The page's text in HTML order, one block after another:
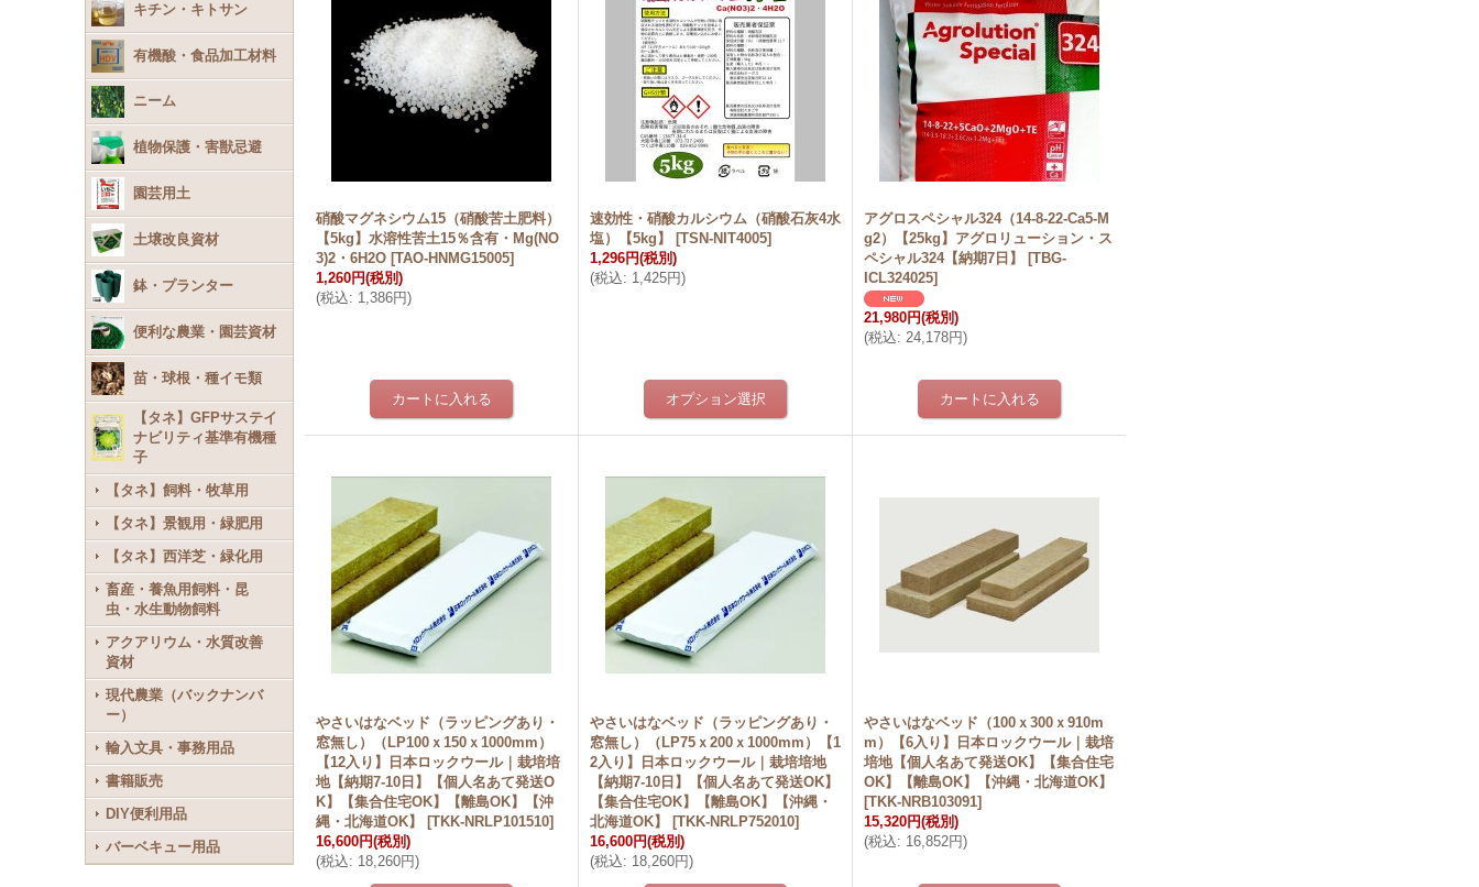
キチン・キトサン
有機酸・食品加工材料
ニーム
植物保護・害獣忌避
園芸用土
土壌改良資材
鉢・プランター
便利な農業・園芸資材
苗・球根・種イモ類
【タネ】GFPサステイ
ナビリティ基準有機種
子
【タネ】飼料・牧草用
【タネ】景観用・緑肥用
【タネ】西洋芝・緑化用
畜産・養魚用飼料・昆
虫・水生動物飼料
アクアリウム・水質改善
資材
現代農業（バックナンバ
ー）
輸入文具・事務用品
書籍販売
DIY便利用品
バーベキュー用品
硝酸マグネシウム15（硝酸苦土肥料）
【5kg】水溶性苦土15％含有・Mg(NO
3)2・6H2O [TAO-HNMG15005]
1,260円(税別)
(税込: 1,386円)
速効性・硝酸カルシウム（硝酸石灰4水
塩）【5kg】
[TSN-NIT4005]
1,296円(税別)
(税込: 1,425円)
アグロスペシャル324（14-8-22-Ca5-M
g2）【25kg】アグロリューション・ス
ペシャル324【納期7日】
[TBG-
ICL324025]
21,980円(税別)
(税込: 24,178円)
やさいはなベッド（ラッピングあり・
窓無し）（LP100ｘ150ｘ1000mm）
【12入り】日本ロックウール｜栽培培
地【納期7-10日】【個人名あて発送O
K】【集合住宅OK】【離島OK】【沖
縄・北海道OK】
[TKK-NRLP101510]
16,600円(税別)
(税込: 18,260円)
やさいはなベッド（ラッピングあり・
窓無し）（LP75ｘ200ｘ1000mm）【1
2入り】日本ロックウール｜栽培培地
【納期7-10日】【個人名あて発送OK】
【集合住宅OK】【離島OK】【沖縄・
北海道OK】
[TKK-NRLP752010]
16,600円(税別)
(税込: 18,260円)
やさいはなベッド（100ｘ300ｘ910m
m）【6入り】日本ロックウール｜栽培
培地【個人名あて発送OK】【集合住宅
OK】【離島OK】【沖縄・北海道OK】
[TKK-NRB103091]
15,320円(税別)
(税込: 16,852円)